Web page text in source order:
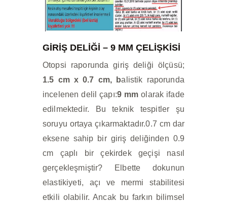
GİRİŞ DELİĞİ – 9 MM ÇELİŞKİSİ
Otopsi raporunda giriş deliği ölçüsü;
1.5 cm x 0.7 cm, balistik raporunda
incelenen delil çapı:9 mmolarak ifade
edilmektedir.
Bu teknik tespitler şu
soruyu ortaya çıkarmaktadır.0.7 cm dar
eksene sahip bir giriş deliğinden 0.9
cm çaplı bir çekirdek geçişi nasıl
gerçekleşmiştir? Elbette dokunun
elastikiyeti, açı ve mermi stabilitesi
etkili olabilir. Ancak bu farkın bilimsel